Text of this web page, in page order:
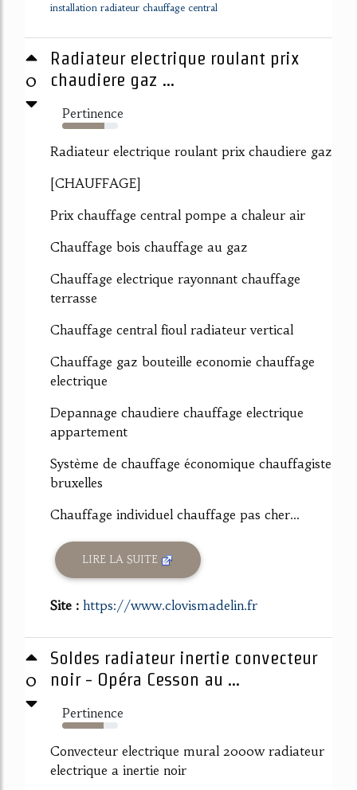
installation radiateur chauffage central
0
Radiateur electrique roulant prix
chaudiere gaz ...
Pertinence
76%
Radiateur electrique roulant prix chaudiere gaz
[CHAUFFAGE]
Prix chauffage central pompe a chaleur air
Chauffage bois chauffage au gaz
Chauffage electrique rayonnant chauffage
terrasse
Chauffage central fioul radiateur vertical
Chauffage gaz bouteille economie chauffage
electrique
Depannage chaudiere chauffage electrique
appartement
Système de chauffage économique chauffagiste
bruxelles
Chauffage individuel chauffage pas cher...
LIRE LA SUITE
Site : https://www.clovismadelin.fr
0
Soldes radiateur inertie convecteur
noir - Opéra Cesson au ...
Pertinence
74%
Convecteur electrique mural 2000w radiateur
electrique a inertie noir